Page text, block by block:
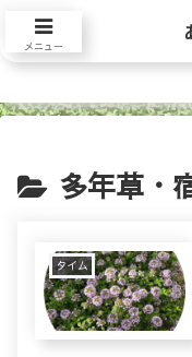
多年草・
タイム
メニュー